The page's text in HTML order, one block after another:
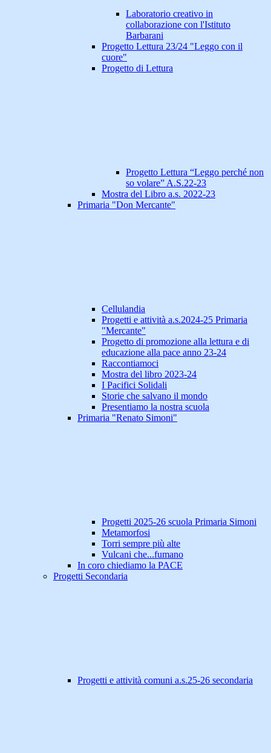
Laboratorio creativo in
collaborazione con l'Istituto
Barbarani
Progetto Lettura 23/24 "Leggo con il
cuore"
Progetto di Lettura
Progetto Lettura “Leggo perché non
so volare” A.S.22-23
Mostra del Libro a.s. 2022-23
Primaria "Don Mercante"
Cellulandia
Progetti e attività a.s.2024-25 Primaria
"Mercante"
Progetto di promozione alla lettura e di
educazione alla pace anno 23-24
Raccontiamoci
Mostra del libro 2023-24
I Pacifici Solidali
Storie che salvano il mondo
Presentiamo la nostra scuola
Primaria "Renato Simoni"
Progetti 2025-26 scuola Primaria Simoni
Metamorfosi
Torri sempre più alte
Vulcani che...fumano
In coro chiediamo la PACE
Progetti Secondaria
Progetti e attività comuni a.s.25-26 secondaria